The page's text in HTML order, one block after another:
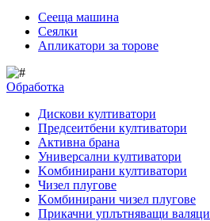
Cееща машина
Cеялки
Апликатори за торове
Обработка
Дискови култиватори
Предсеитбени култиватори
Активна брана
Универсални култиватори
Kомбинирани култиватори
Чизел плугове
Kомбинирани чизел плугове
Прикачни уплътняващи валяци